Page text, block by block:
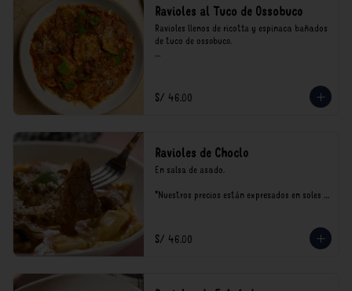
Ravioles al Tuco de Ossobuco
Ravioles llenos de ricotta y espinaca bañados
de tuco de ossobuco.
consumo.
S/ 46.00
Ravioles de Choclo
En salsa de asado.
*Nuestros precios están expresados en soles e
S/ 46.00